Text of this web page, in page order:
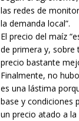
las redes de
la demanda local”.
El precio del maíz
de primera y, sobre
precio bastante
Finalmente, no
es una lástima
base y condiciones
un precio atado a